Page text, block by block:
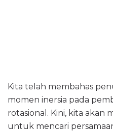
Kita telah membahas
momen inersia pada
rotasional. Kini, kita akan
untuk mencari